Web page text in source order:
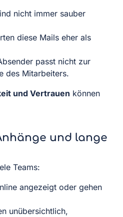
nicht immer sauber
diese Mails eher als
passt nicht zur
des Mitarbeiters.
und Vertrauen können
und lange
Teams:
angezeigt oder gehen
unübersichtlich,